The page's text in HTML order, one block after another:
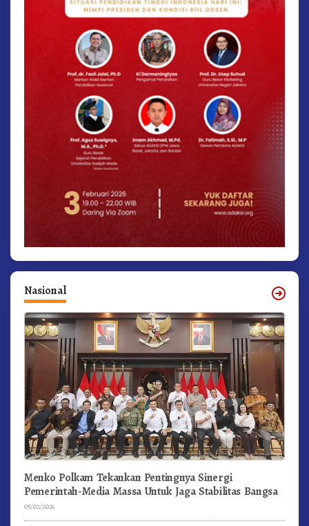
Nasional
Menko Polkam Tekankan Pentingnya Sinergi
Pemerintah-Media Massa Untuk Jaga Stabilitas Bangsa
05/02/2026